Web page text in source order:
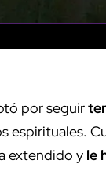
por seguir
espirituales.
extendido y le